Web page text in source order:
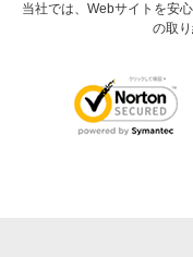
当社では、Webサイトを安
の取